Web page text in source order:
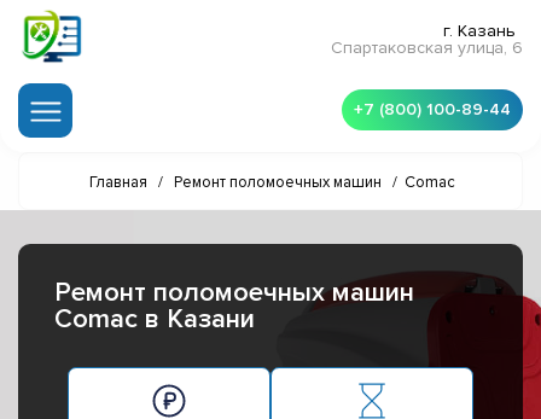
г. Казань
Спартаковская улица, 6
+7 (800) 100-89-44
Главная / Ремонт поломоечных машин / Comac
Ремонт поломоечных машин
Comac в Казани